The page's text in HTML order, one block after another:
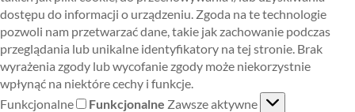
dostępu do informacji o urządzeniu. Zgoda na te technologie
pozwoli nam przetwarzać dane, takie jak zachowanie podczas
przeglądania lub unikalne identyfikatory na tej stronie. Brak
wyrażenia zgody lub wycofanie zgody może niekorzystnie
wpłynąć na niektóre cechy i funkcje.
Funkcjonalne
Funkcjonalne Zawsze aktywne